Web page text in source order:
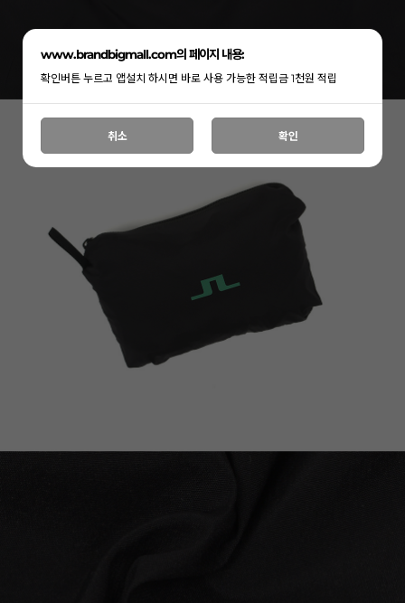
www.brandbigmall.com의 페이지 내용:
확인버튼 누르고 앱설치 하시면 바로 사용 가능한 적립금 1천원 적립
취소 확인